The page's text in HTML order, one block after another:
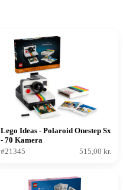
Lego Ideas - Polaroid Onestep Sx
- 70 Kamera
#21345
515,00 kr.